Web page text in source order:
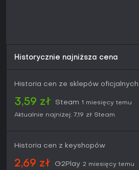
Historycznie najniższa cena
Historia cen ze sklepów oficjalnych
3,59 zł Steam 1 miesięcy temu
Aktualnie najniżej: 7,19 zł Steam
Historia cen z keyshopów
2,69 zł G2Play 2 miesięcy temu